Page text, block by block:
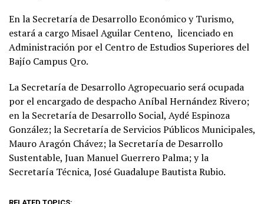
En la Secretaría de Desarrollo Económico y Turismo,
estará a cargo Misael Aguilar Centeno, licenciado en
Administración por el Centro de Estudios Superiores del
Bajío Campus Qro.
La Secretaría de Desarrollo Agropecuario será ocupada
por el encargado de despacho Aníbal Hernández Rivero;
en la Secretaría de Desarrollo Social, Aydé Espinoza
González; la Secretaría de Servicios Públicos Municipales,
Mauro Aragón Chávez; la Secretaría de Desarrollo
Sustentable, Juan Manuel Guerrero Palma; y la
Secretaría Técnica, José Guadalupe Bautista Rubio.